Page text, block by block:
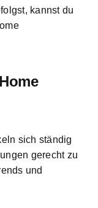
kannst du
sich ständig
gerecht zu
und